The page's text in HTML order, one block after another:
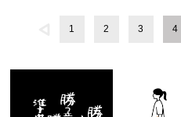
1 2 3 4